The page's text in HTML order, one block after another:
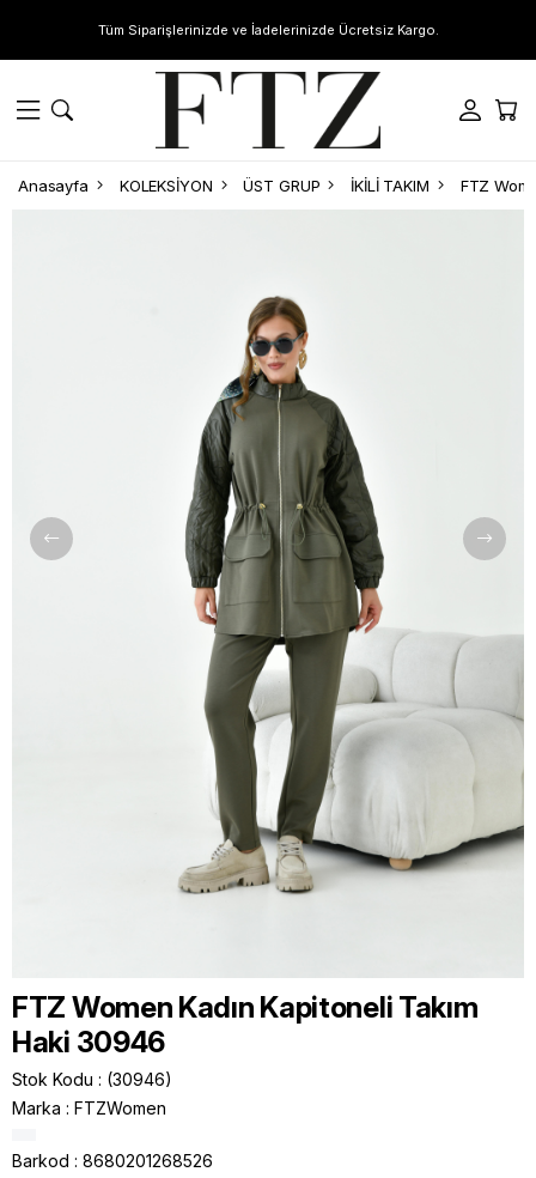
Tüm Siparişlerinizde ve İadelerinizde Ücretsiz Kargo.
Anasayfa KOLEKSİYON ÜST GRUP İKİLİ TAKIM FTZ
FTZ Women Kadın Kapitoneli Takım
Haki 30946
Stok Kodu
(30946)
Marka : FTZWomen
Barkod : 8680201268526